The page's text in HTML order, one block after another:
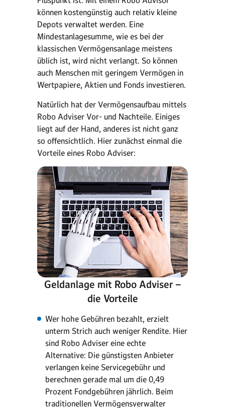
können kostengünstig auch relativ kleine
Depots verwaltet werden. Eine
Mindestanlagesumme, wie es bei der
klassischen Vermögensanlage meistens
üblich ist, wird nicht verlangt. So können
auch Menschen mit geringem Vermögen in
Wertpapiere, Aktien und Fonds investieren.
Natürlich hat der Vermögensaufbau mittels
Robo Adviser Vor- und Nachteile. Einiges
liegt auf der Hand, anderes ist nicht ganz
so offensichtlich. Hier zunächst einmal die
Vorteile eines Robo Adviser:
Geldanlage mit Robo Adviser –
die Vorteile
Wer hohe Gebühren bezahlt, erzielt
unterm Strich auch weniger Rendite. Hier
sind Robo Adviser eine echte
Alternative: Die günstigsten Anbieter
verlangen keine Servicegebühr und
berechnen gerade mal um die 0,49
Prozent Fondgebühren jährlich. Beim
traditionellen Vermögensverwalter